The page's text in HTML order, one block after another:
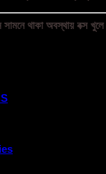
থাকা অবস্থায় বক্স